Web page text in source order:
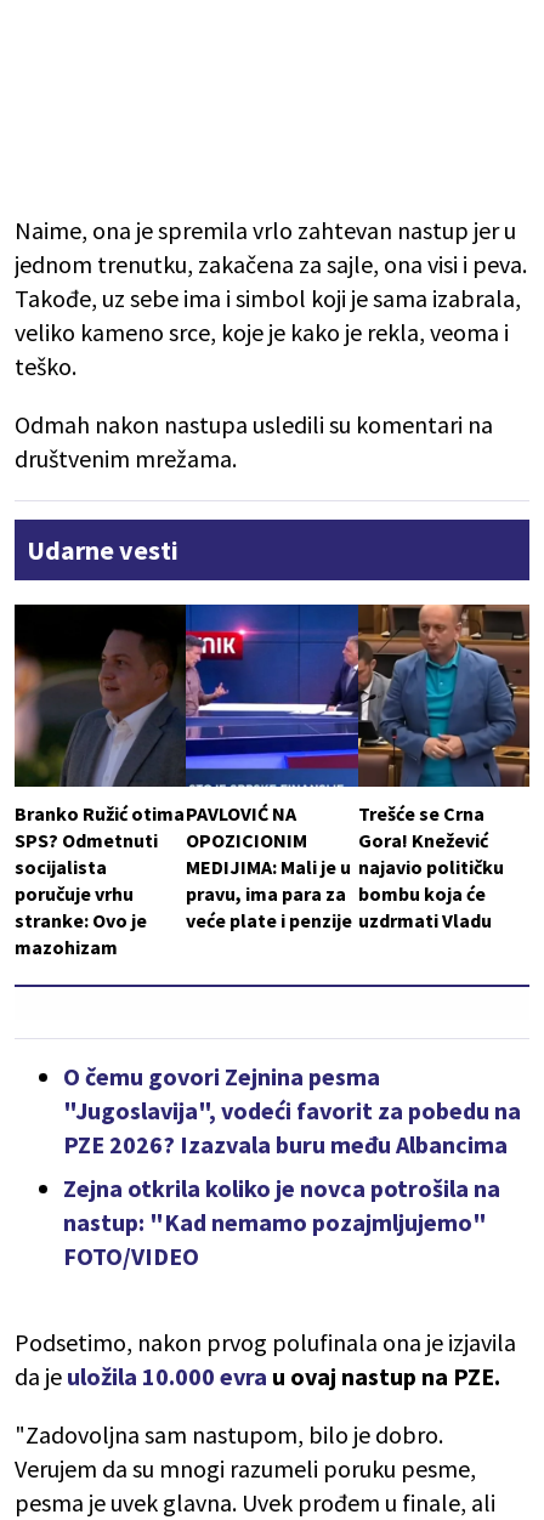
Naime, ona je spremila vrlo zahtevan nastup jer u
jednom trenutku, zakačena za sajle, ona visi i peva.
Takođe, uz sebe ima i simbol koji je sama izabrala,
veliko kameno srce, koje je kako je rekla, veoma i
teško.
Odmah nakon nastupa usledili su komentari na
društvenim mrežama.
Udarne vesti
Branko Ružić otima
SPS? Odmetnuti
socijalista
poručuje vrhu
stranke: Ovo je
mazohizam
PAVLOVIĆ NA
OPOZICIONIM
MEDIJIMA: Mali je u
pravu, ima para za
veće plate i penzije
Trešće se Crna
Gora! Knežević
najavio političku
bombu koja će
uzdrmati Vladu
O čemu govori Zejnina pesma
"Jugoslavija", vodeći favorit za pobedu na
PZE 2026? Izazvala buru među Albancima
Zejna otkrila koliko je novca potrošila na
nastup: "Kad nemamo pozajmljujemo"
FOTO/VIDEO
Podsetimo, nakon prvog polufinala ona je izjavila
da je uložila 10.000 evra u ovaj nastup na PZE.
"Zadovoljna sam nastupom, bilo je dobro.
Verujem da su mnogi razumeli poruku pesme,
pesma je uvek glavna. Uvek prođem u finale, ali